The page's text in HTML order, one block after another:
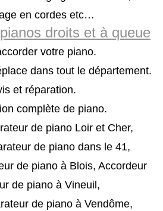
en cordes etc…
droits et à queue
votre piano.
dans tout le département.
et réparation.
complète de piano.
de piano Loir et Cher,
de piano dans le 41,
de piano à Blois, Accordeur
de piano à Vineuil,
de piano à Vendôme,